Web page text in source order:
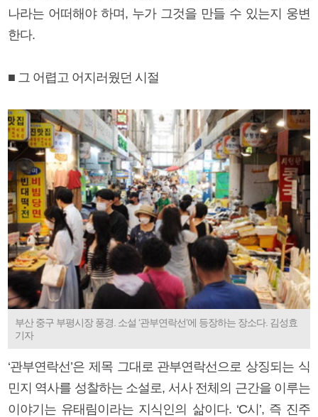
나라는 어떠해야 하며, 누가 그것을 만들 수 있는지 웅변
한다.
■ 그 어렵고 어지러웠던 시절
부산 중구 부평시장 풍경. 소설 ‘관부연락선’에 등장하는 장소다. 김성효
기자
‘관부연락선’은 제목 그대로 관부연락선으로 상징되는 식
민지 역사를 성찰하는 소설로, 서사 전체의 근간을 이루는
이야기는 유태림이라는 지식인의 삶이다. ‘C시’, 즉 진주